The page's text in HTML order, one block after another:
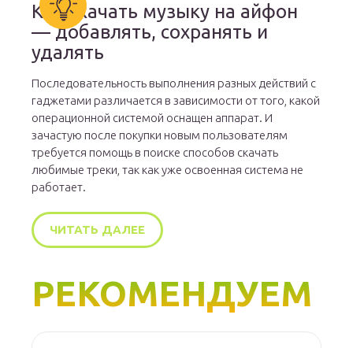
Как скачать музыку на айфон
— добавлять, сохранять и
удалять
Последовательность выполнения разных действий с
гаджетами различается в зависимости от того, какой
операционной системой оснащен аппарат. И
зачастую после покупки новым пользователям
требуется помощь в поиске способов скачать
любимые треки, так как уже освоенная система не
работает.
ЧИТАТЬ ДАЛЕЕ
РЕКОМЕНДУЕМ